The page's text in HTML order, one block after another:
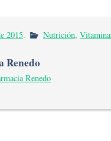
2015. Nutrición,
Renedo
Renedo